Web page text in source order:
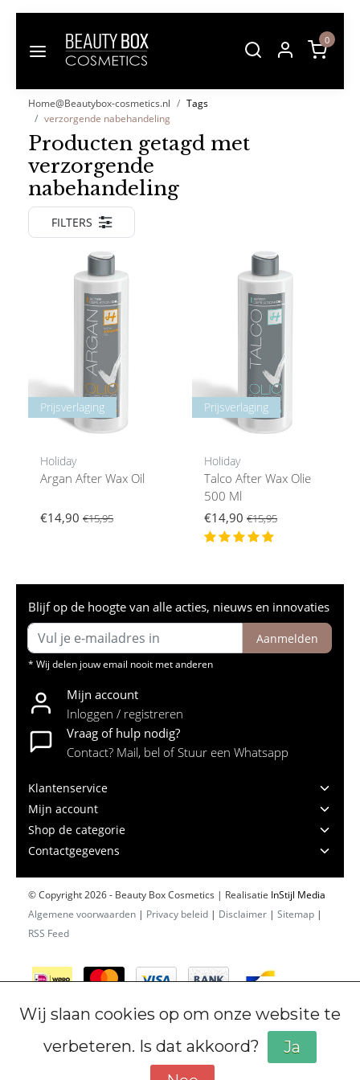
0
Home@Beautybox-cosmetics.nl
Tags
verzorgende nabehandeling
Producten getagd met
verzorgende
nabehandeling
FILTERS
Prijsverlaging
Holiday
Argan After Wax Oil
€14,90 €15,95
Prijsverlaging
Holiday
Talco After Wax Olie
500 Ml
€14,90 €15,95
Blijf op de hoogte van alle acties, nieuws en innovaties
Aanmelden
* Wij delen jouw email nooit met anderen
Mijn account
Inloggen / registreren
Vraag of hulp nodig?
Contact? Mail, bel of Stuur een Whatsapp
Klantenservice
Mijn account
Shop de categorie
Contactgegevens
© Copyright 2026 - Beauty Box Cosmetics | Realisatie InStijl Media
Algemene voorwaarden | Privacy beleid | Disclaimer | Sitemap |
RSS Feed
Wij slaan cookies op om onze website te
verbeteren. Is dat akkoord?
Ja